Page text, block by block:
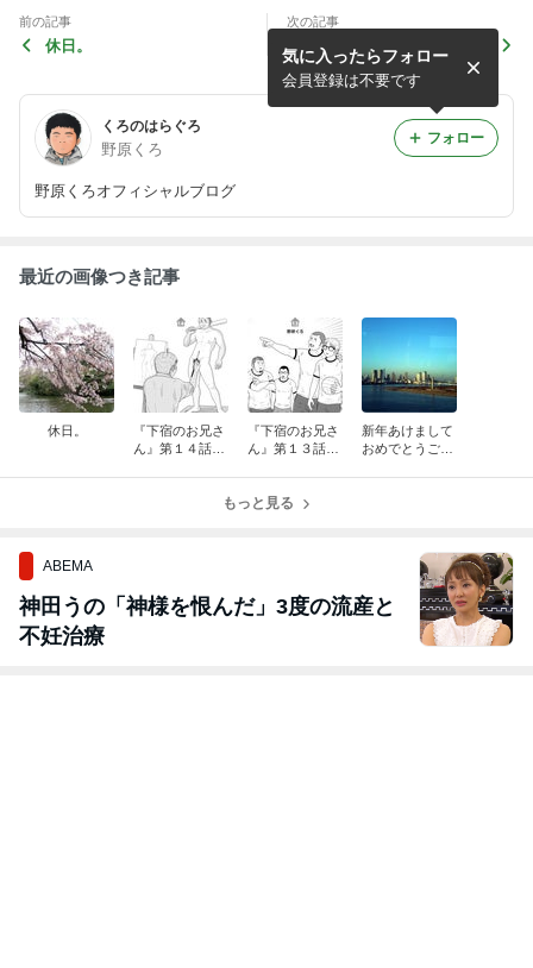
前の記事
休日。
次の記事
『下宿のお兄さん』第１４話
掲載中です！！
くろのはらぐろ
野原くろ
野原くろオフィシャルブログ
気に入ったらフォロー
会員登録は不要です
フォロー
最近の画像つき記事
休日。
『下宿のお兄さ
ん』第１４話掲
『下宿のお兄さ
ん』第１３話掲
新年あけまして
おめでとうござ
もっと見る
ABEMA
神田うの「神様を恨んだ」3度の流産と
不妊治療